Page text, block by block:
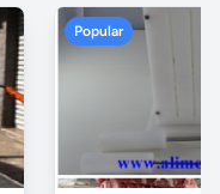
Popular